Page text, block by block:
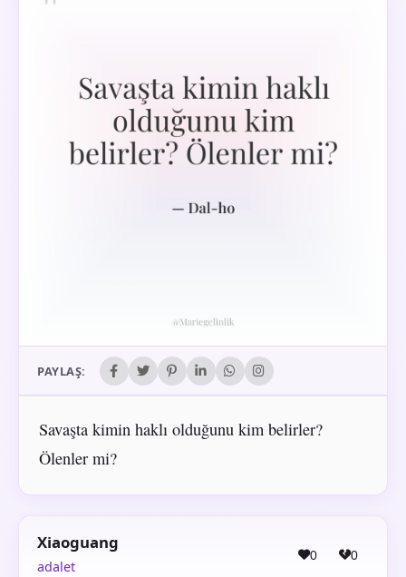
PAYLAŞ:
Savaşta kimin haklı olduğunu kim belirler?
Ölenler mi?
Xiaoguang
adalet
0 0